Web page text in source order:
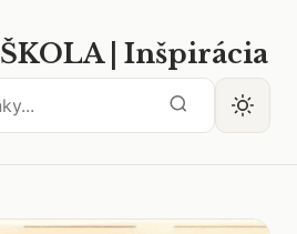
| Inšpirácia